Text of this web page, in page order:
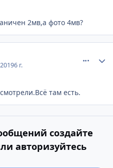
2мв,а фото 4мв?
6 г.
там есть.
создайте
авторизуйтесь